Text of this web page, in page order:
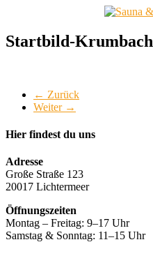
springen
Sauna
Gesund
im
Startbild-Krumbach
← Zurück
Weiter →
Hier findest du uns
Adresse
Große Straße 123
20017 Lichtermeer
Öffnungszeiten
Montag – Freitag: 9–17 Uhr
Samstag & Sonntag: 11–15 Uhr